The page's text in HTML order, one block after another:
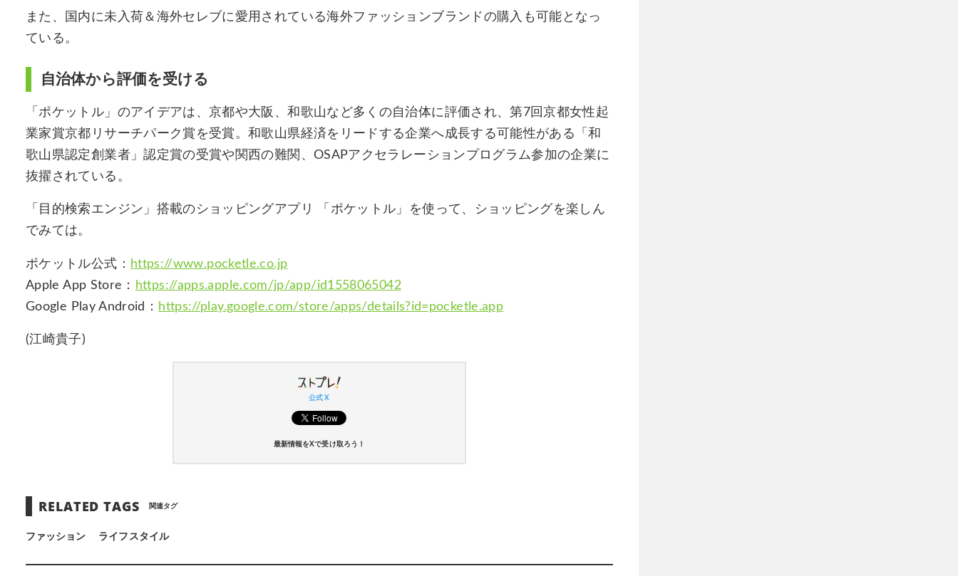
また、国内に未入荷＆海外セレブに愛用されている海外ファッションブランドの購入も可能となっ
ている。
自治体から評価を受ける
「ポケットル」のアイデアは、京都や大阪、和歌山など多くの自治体に評価され、第7回京都女性起
業家賞京都リサーチパーク賞を受賞。和歌山県経済をリードする企業へ成長する可能性がある「和
歌山県認定創業者」認定賞の受賞や関西の難関、OSAPアクセラレーションプログラム参加の企業に
抜擢されている。
「目的検索エンジン」搭載のショッピングアプリ 「ポケットル」を使って、ショッピングを楽しん
でみては。
ポケットル公式：
https://www.pocketle.co.jp
Apple App Store：
https://apps.apple.com/jp/app/id1558065042
Google Play Android：
https://play.google.com/store/apps/details?id=pocketle.app
(江崎貴子)
公式 X
最新情報をXで受け取ろう！
RELATED TAGS 関連タグ
ファッション ライフスタイル